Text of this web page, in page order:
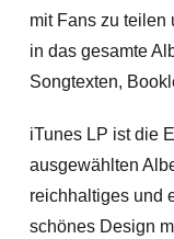
mit Fans zu teilen
in das gesamte
Songtexten,
iTunes LP ist die
ausgewählten
reichhaltiges und
schönes Design